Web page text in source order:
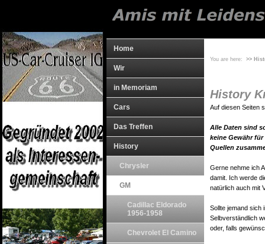
Home
Wir
in Memoriam
Cars
Das Treffen
History
Chrysler
GM
Cadillac Eldorado
1956-1958
Chevrolet El Camino
You are here: >>
History
Auf diesen Seiten
Alle Daten sind
keine Gewähr
Quellen
Gerne nehme ich
damit. Ich werde
natürlich auch mit
Sollte jemand sich
Selbverständlich
oder, falls